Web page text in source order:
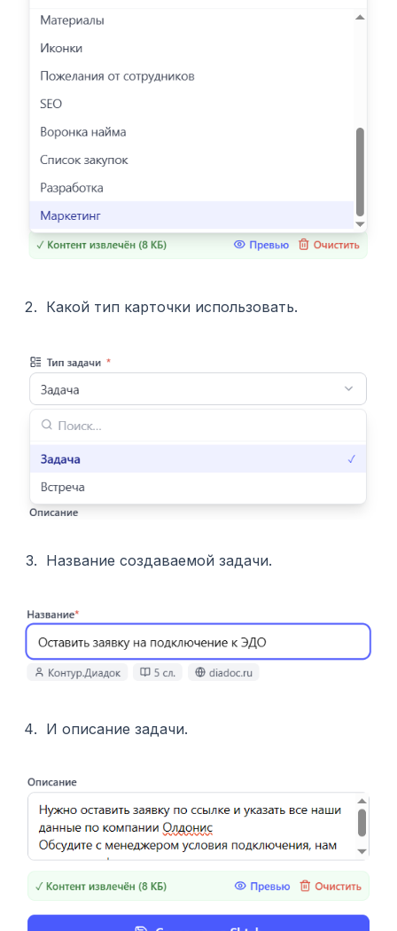
Какой тип карточки использовать.
Название создаваемой задачи.
И описание задачи.